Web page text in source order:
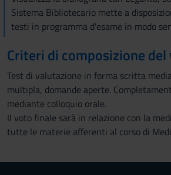
Sistema Bibliotecario mette a
testi in programma d'esame in modo
Criteri di composizione
Test di valutazione in forma scritta
multipla, domande aperte.
mediante colloquio orale.
Il voto finale sarà in relazione con la
tutte le materie afferenti al corso di